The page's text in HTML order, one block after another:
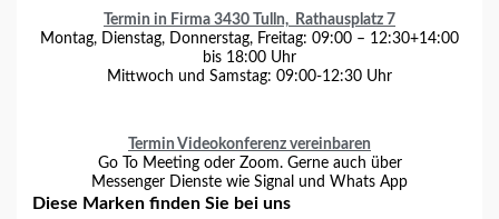
Termin in Firma 3430 Tulln, Rathausplatz 7
Montag, Dienstag, Donnerstag, Freitag: 09:00 – 12:30+14:00
bis 18:00 Uhr
Mittwoch und Samstag: 09:00-12:30 Uhr
Termin Videokonferenz vereinbaren
Go To Meeting oder Zoom. Gerne auch über
Messenger Dienste wie Signal und Whats App
Diese Marken finden Sie bei uns